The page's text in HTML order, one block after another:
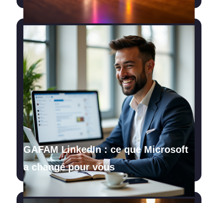
GAFAM LinkedIn : ce que Microsoft
a changé pour vous